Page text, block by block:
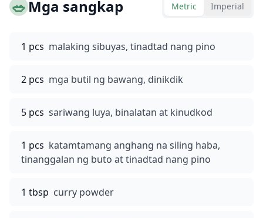
🥗 Mga sangkap Metric Imperial
1 pcs malaking sibuyas, tinadtad nang pino
2 pcs mga butil ng bawang, dinikdik
5 pcs sariwang luya, binalatan at kinudkod
1 pcs katamtamang anghang na siling haba,
tinanggalan ng buto at tinadtad nang pino
1 tbsp curry powder